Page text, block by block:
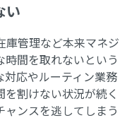
い
庫管理など本来マネジ
間を取れないという
応やルーティン業務
割けない状況が続く
ャンスを逃してしまう